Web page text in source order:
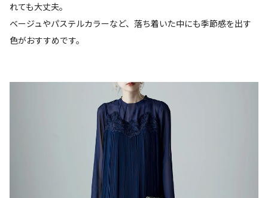
れても大丈夫。
ベージュやパステルカラーなど、落ち着いた中にも季節感を出す
色がおすすめです。